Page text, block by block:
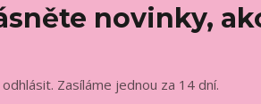
novinky,
Zasíláme jednou za 14 dní.